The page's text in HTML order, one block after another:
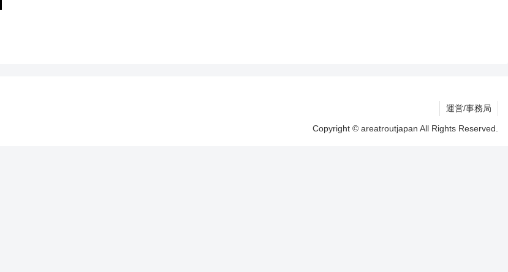
運営/事務局
Copyright © areatroutjapan All Rights Reserved.